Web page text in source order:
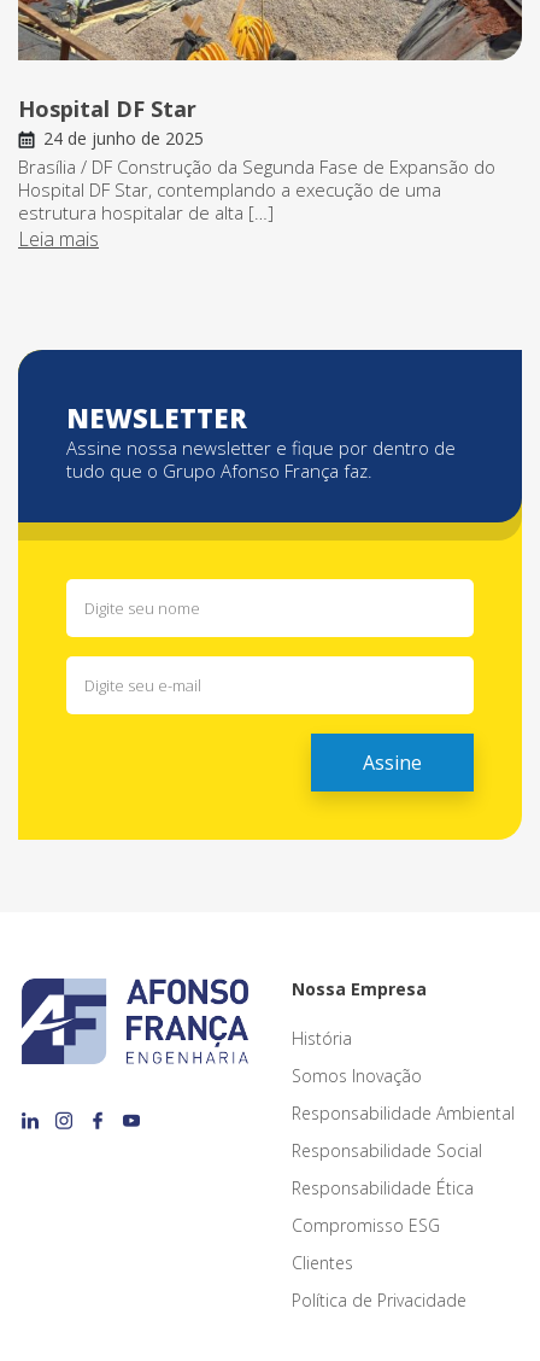
Hospital DF Star
24 de junho de 2025
Brasília / DF Construção da Segunda Fase de Expansão do
Hospital DF Star, contemplando a execução de uma
estrutura hospitalar de alta […]
Leia mais
NEWSLETTER
Assine nossa newsletter e fique por dentro de
tudo que o Grupo Afonso França faz.
Nossa Empresa
História
Somos Inovação
Responsabilidade Ambiental
Responsabilidade Social
Responsabilidade Ética
Compromisso ESG
Clientes
Política de Privacidade